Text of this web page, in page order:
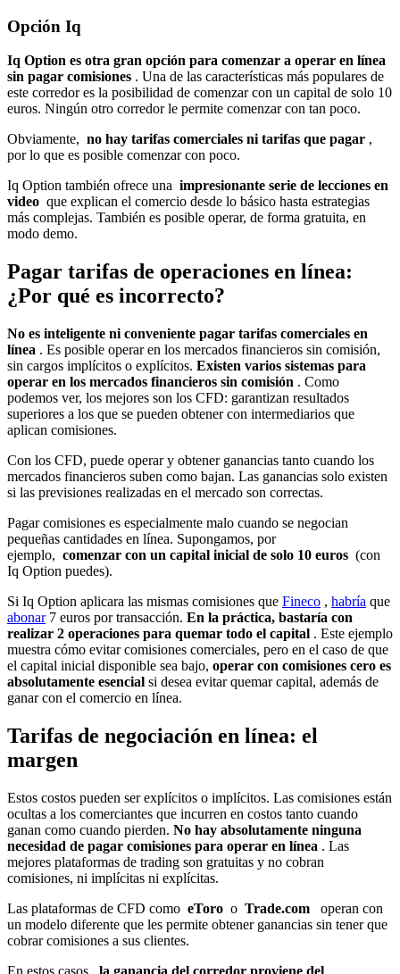
Opción Iq
Iq Option es otra gran opción para comenzar a operar en línea
sin pagar comisiones . Una de las características más populares de
este corredor es la posibilidad de comenzar con un capital de solo 10
euros. Ningún otro corredor le permite comenzar con tan poco.
Obviamente, no hay tarifas comerciales ni tarifas que pagar ,
por lo que es posible comenzar con poco.
Iq Option también ofrece una impresionante serie de lecciones en
video que explican el comercio desde lo básico hasta estrategias
más complejas. También es posible operar, de forma gratuita, en
modo demo.
Pagar tarifas de operaciones en línea:
¿Por qué es incorrecto?
No es inteligente ni conveniente pagar tarifas comerciales en
línea . Es posible operar en los mercados financieros sin comisión,
sin cargos implícitos o explícitos. Existen varios sistemas para
operar en los mercados financieros sin comisión . Como
podemos ver, los mejores son los CFD: garantizan resultados
superiores a los que se pueden obtener con intermediarios que
aplican comisiones.
Con los CFD, puede operar y obtener ganancias tanto cuando los
mercados financieros suben como bajan. Las ganancias solo existen
si las previsiones realizadas en el mercado son correctas.
Pagar comisiones es especialmente malo cuando se negocian
pequeñas cantidades en línea. Supongamos, por
ejemplo, comenzar con un capital inicial de solo 10 euros (con
Iq Option puedes).
Si Iq Option aplicara las mismas comisiones que Fineco , habría que
abonar7 euros por transacción. En la práctica, bastaría con
realizar 2 operaciones para quemar todo el capital . Este ejemplo
muestra cómo evitar comisiones comerciales, pero en el caso de que
el capital inicial disponible sea bajo, operar con comisiones cero es
absolutamente esencial si desea evitar quemar capital, además de
ganar con el comercio en línea.
Tarifas de negociación en línea: el
margen
Estos costos pueden ser explícitos o implícitos. Las comisiones están
ocultas a los comerciantes que incurren en costos tanto cuando
ganan como cuando pierden. No hay absolutamente ninguna
necesidad de pagar comisiones para operar en línea . Las
mejores plataformas de trading son gratuitas y no cobran
comisiones, ni implícitas ni explícitas.
Las plataformas de CFD como eToro o Trade.com operan con
un modelo diferente que les permite obtener ganancias sin tener que
cobrar comisiones a sus clientes.
En estos casos, la ganancia del corredor proviene del